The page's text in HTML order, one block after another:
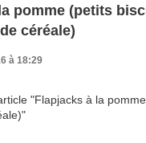
pomme (petits
céréale)
à 18:29